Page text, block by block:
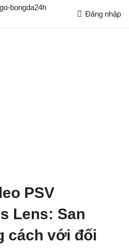
Đăng nhập
PSV
Lens: San
cách với đối